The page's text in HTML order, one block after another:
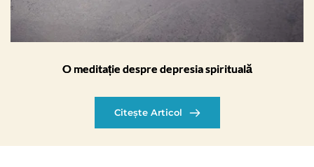
O meditație despre depresia spirituală
Citește Articol